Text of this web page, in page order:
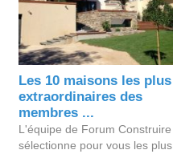
Les 10 maisons les plus
extraordinaires des
membres ...
L'équipe de Forum Construire
sélectionne pour vous les plus